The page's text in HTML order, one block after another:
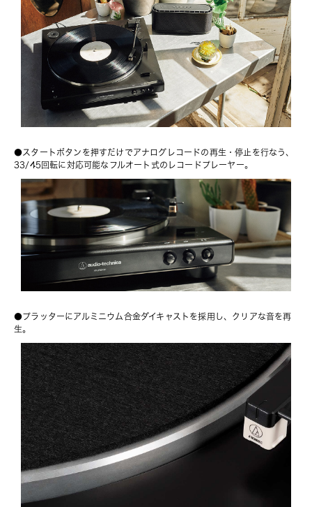
●スタートボタンを押すだけでアナログレコードの再生・停止を行なう、
33/45回転に対応可能なフルオート式のレコードプレーヤー。
●プラッターにアルミニウム合金ダイキャストを採用し、クリアな音を再
生。